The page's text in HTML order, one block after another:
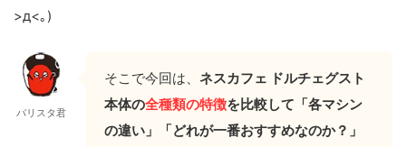
>д<｡)
バリスタ君
そこで今回は、 ネスカフェ ドルチェグスト
本体の全種類の特徴を比較して「各マシン
の違い」「どれが一番おすすめなのか？」